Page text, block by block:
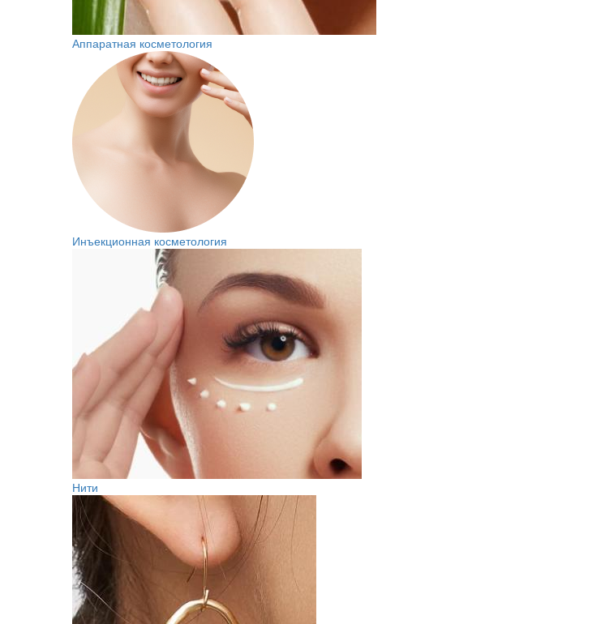
Аппаратная косметология
Инъекционная косметология
Нити